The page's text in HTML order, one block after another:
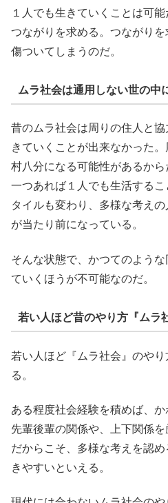
１人でも生きていくことは可
つながりを求める。つながり
傷ついてしまうのだ。
ムラ社会は通用しない世の中
昔のムラ社会は周りの住人と
きていくことが出来なかった。
村八分になる可能性があるか
一つあれば１人でも生活する
タイルも変わり、多様な考え
が当たり前になっている。
そんな状態で、かつてのよう
ていくほうが不可能なのだ。
若い人ほど昔のやり方『ムラ
若い人ほど『ムラ社会』のや
る。
ある程度社会経験を積めば、
先輩後輩の関係や、上下関係を
だからこそ、多様な考えを認
きやすいといえる。